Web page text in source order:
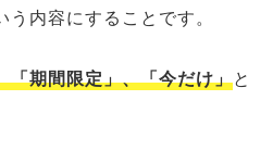
う内容にすることです。
「期間限定」、「今だけ」と